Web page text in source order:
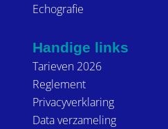
Echografie
Handige links
Tarieven 2026
Reglement
Privacyverklaring
Data verzameling